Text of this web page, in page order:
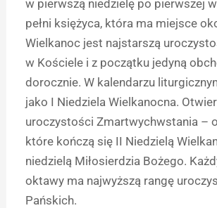
w pierwszą niedzielę po pierwszej
pełni księżyca, która ma miejsce
Wielkanoc jest najstarszą
w Kościele i z początku jedyną
dorocznie. W kalendarzu
jako I Niedziela Wielkanocna.
uroczystości Zmartwychwstania –
które kończą się II Niedzielą
niedzielą Miłosierdzia Bożego.
oktawy ma najwyższą rangę
Pańskich.